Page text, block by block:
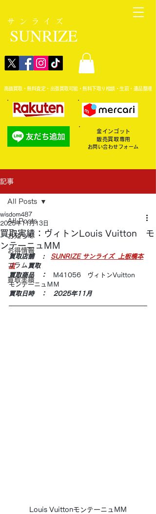
サンライズ
SUNRIZE
高価買取・無料査定・出張買取可能・無料下取り相談・生前・遺品整理
金インゴット
販売買取専用
お問い合わせフォーム
記事
All Posts
お知らせ
お得情報
コラム
買取実績
All Posts
買取実績：ヴィトンLouis Vuitton モ
ンテーニュMM
wisdom487
2025年11月13日
買取店舗 　: SUNRIZE サンライズ  上板橋本
店 買取
買取商品　：
M41056　ヴィトンVuitton
モンテーニュＭＭ
買取日時　：　2025年11月
Louis VuittonモンテーニュMM